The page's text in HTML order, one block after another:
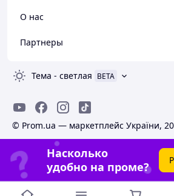
О нас
Партнеры
Тема - светлая BETA
© Prom.ua — маркетплейс України,
Насколько
удобно на проме?